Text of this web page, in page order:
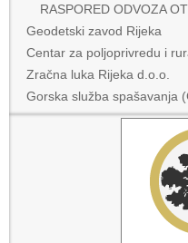
RASPORED ODVOZA
Geodetski zavod Rijeka
Centar za poljoprivredu i
Zračna luka Rijeka d.o.o.
Gorska služba spašavanja